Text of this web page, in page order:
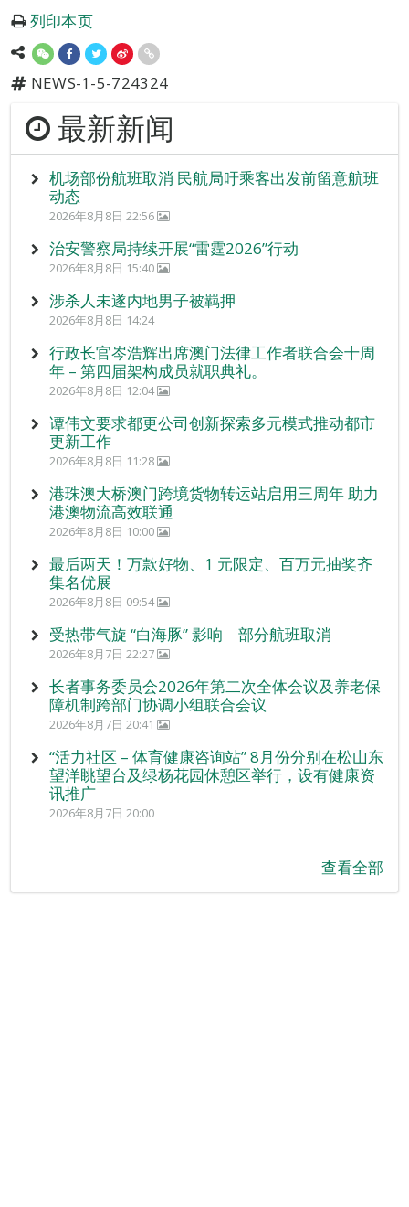
列印本页
NEWS-1-5-724324
最新新闻
机场部份航班取消 民航局吁乘客出发前留意航班
动态
2026年8月8日 22:56
治安警察局持续开展“雷霆2026”行动
2026年8月8日 15:40
涉杀人未遂内地男子被羁押
2026年8月8日 14:24
行政长官岑浩辉出席澳门法律工作者联合会十周
年 – 第四届架构成员就职典礼。
2026年8月8日 12:04
谭伟文要求都更公司创新探索多元模式推动都市
更新工作
2026年8月8日 11:28
港珠澳大桥澳门跨境货物转运站启用三周年 助力
港澳物流高效联通
2026年8月8日 10:00
最后两天！万款好物、1 元限定、百万元抽奖齐
集名优展
2026年8月8日 09:54
受热带气旋 “白海豚” 影响 部分航班取消
2026年8月7日 22:27
长者事务委员会2026年第二次全体会议及养老保
障机制跨部门协调小组联合会议
2026年8月7日 20:41
“活力社区 – 体育健康咨询站” 8月份分别在松山东
望洋眺望台及绿杨花园休憩区举行，设有健康资
讯推广
2026年8月7日 20:00
查看全部